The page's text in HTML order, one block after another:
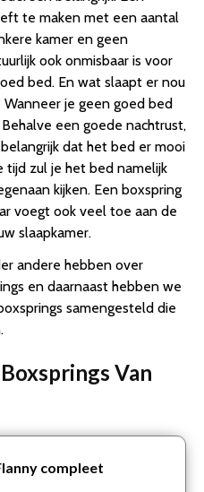
te maken met een aantal
kamer en geen
ook onmisbaar is voor
bed. En wat slaapt er nou
je geen goed bed
een goede nachtrust,
dat het bed er mooi
tijd zul je het bed namelijk
kijken. Een boxspring
voegt ook veel toe aan de
slaapkamer.
andere hebben over
en daarnaast hebben we
samengesteld die
Van
compleet